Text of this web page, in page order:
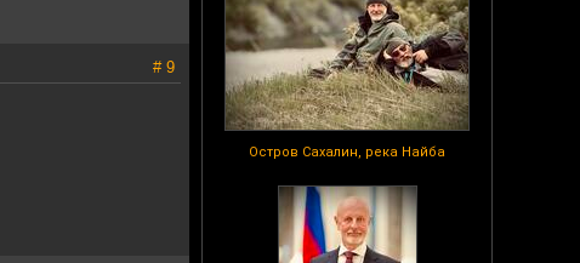
Остров Сахалин, река Найба
# 9